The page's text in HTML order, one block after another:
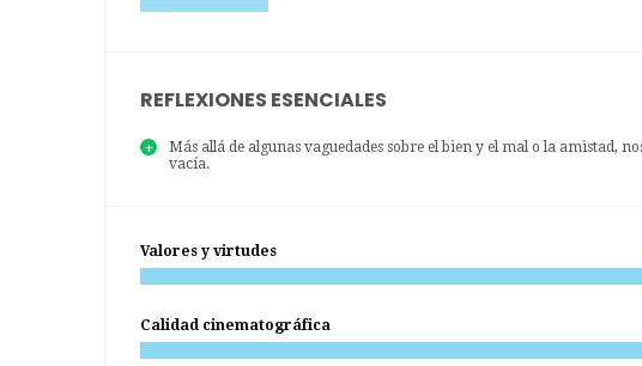
REFLEXIONES ESENCIALES
Más allá de algunas vaguedades sobre el bien y el mal o la amistad,
vacía.
Valores y virtudes
Calidad cinematográfica